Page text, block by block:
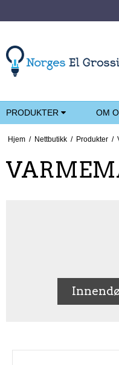
PRODUKTER OM
Hjem / Nettbutikk / Produkter /